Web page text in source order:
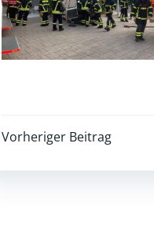
Post
navigation
Vorheriger Beitrag